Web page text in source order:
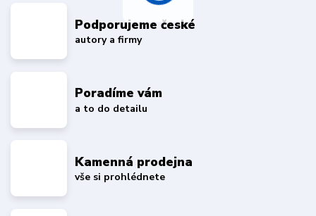
Podporujeme české
autory a firmy
Poradíme vám
a to do detailu
Kamenná prodejna
vše si prohlédnete